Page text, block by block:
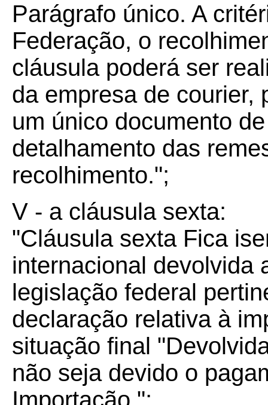
Parágrafo único. A
Federação, o
cláusula poderá ser
da empresa de courier,
um único documento
detalhamento das
recolhimento.";
V - a cláusula sexta:
"Cláusula sexta Fica
internacional devolvida
legislação federal
declaração relativa à
situação final
não seja devido o
Importação.";